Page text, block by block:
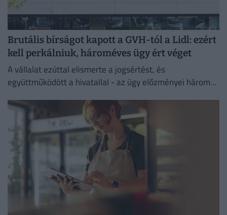
Brutális bírságot kapott a GVH-tól a Lidl: ezért
kell perkálniuk, hároméves ügy ért véget
A vállalat ezúttal elismerte a jogsértést, és
együttműködött a hivatallal - az ügy előzményei három